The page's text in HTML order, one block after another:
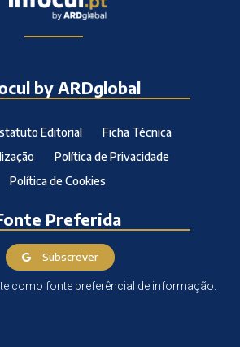
by ARDglobal
Editorial
Ficha Técnica
Política de Privacidade
Política de Cookies
Preferida
Subscrever
como fonte preferêncial de informação.